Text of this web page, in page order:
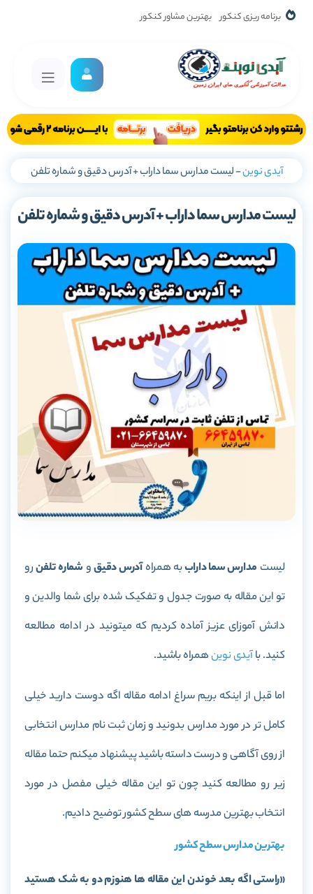
برنامه ریزی کنکور بهترین مشاور کنکور
آیدی نوین-لیست مدارس سما داراب + آدرس دقیق و شماره تلفن
لیست مدارس سما داراب + آدرس دقیق و شماره تلفن
لیست مدارس سما داراببه همراهآدرس دقیقو شماره تلفنرو
تو این مقاله به صورت جدول و تفکیک شده برای شما والدین و
دانش آموزای عزیز آماده کردیم که میتونید در ادامه مطالعه
کنید. باآیدی نوینهمراه باشید.
اما قبل از اینکه بریم سراغ ادامه مقاله اگه دوست دارید خیلی
کامل تر در مورد مدارس بدونید و زمان ثبت نام مدارس انتخابی
از روی آگاهی و درست داسته باشید پیشنهاد میکنم حتما مقاله
زیر رو مطالعه کنید چون تو این مقاله خیلی مفصل در مورد
انتخاب بهترین مدرسه های سطح کشور توضیح دادیم.
بهترین مدارس سطح کشور
«راستی اگه بعد خوندن این مقاله ها هنوزم دو به شک هستید